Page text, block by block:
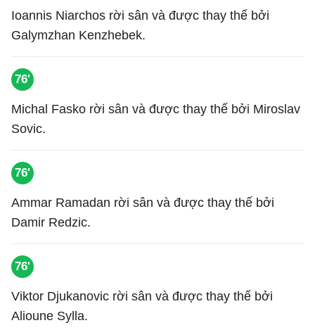
Ioannis Niarchos rời sân và được thay thế bởi
Galymzhan Kenzhebek.
76'
Michal Fasko rời sân và được thay thế bởi Miroslav
Sovic.
76'
Ammar Ramadan rời sân và được thay thế bởi
Damir Redzic.
76'
Viktor Djukanovic rời sân và được thay thế bởi
Alioune Sylla.